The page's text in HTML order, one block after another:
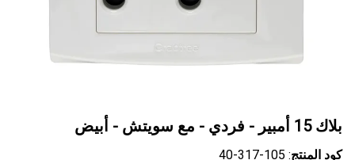
بلاك 15 أمبير - فردي - مع سويتش - أبيض
كود المنتج: ‎40-317-105